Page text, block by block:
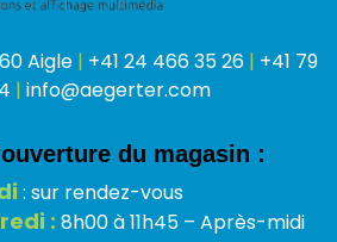
Aigle | +41 24 466 35 26 | +41 79
| info@aegerter.com
du magasin :
: sur rendez-vous
: 8h00 à 11h45 – Après-midi